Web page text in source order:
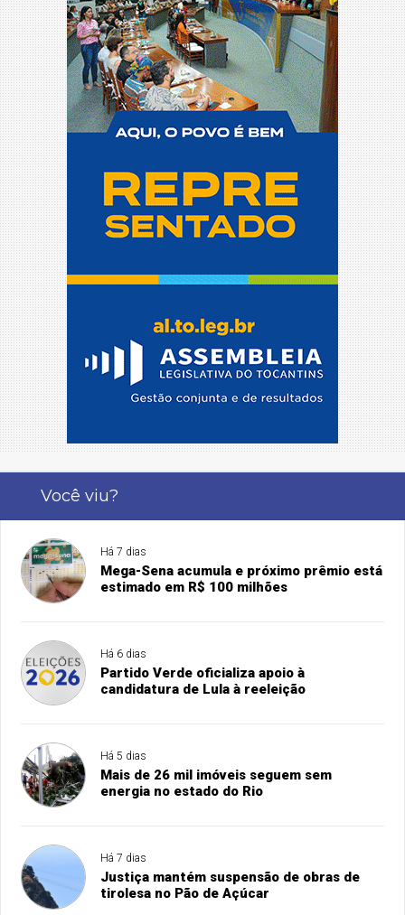
Você viu?
Há 7 dias
Mega-Sena acumula e próximo prêmio está
estimado em R$ 100 milhões
Há 6 dias
Partido Verde oficializa apoio à
candidatura de Lula à reeleição
Há 5 dias
Mais de 26 mil imóveis seguem sem
energia no estado do Rio
Há 7 dias
Justiça mantém suspensão de obras de
tirolesa no Pão de Açúcar